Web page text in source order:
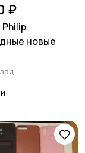
₽
новые